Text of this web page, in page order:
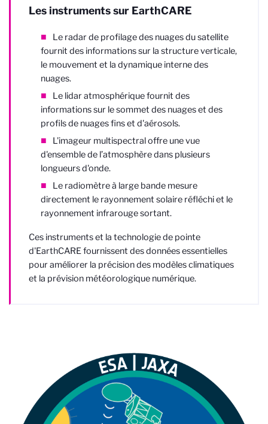
Les instruments sur EarthCARE
Le radar de profilage des nuages du satellite
fournit des informations sur la structure verticale,
le mouvement et la dynamique interne des
nuages.
Le lidar atmosphérique fournit des
informations sur le sommet des nuages et des
profils de nuages fins et d'aérosols.
L'imageur multispectral offre une vue
d'ensemble de l’atmosphère dans plusieurs
longueurs d'onde.
Le radiomètre à large bande mesure
directement le rayonnement solaire réfléchi et le
rayonnement infrarouge sortant.
Ces instruments et la technologie de pointe
d'EarthCARE fournissent des données essentielles
pour améliorer la précision des modèles climatiques
et la prévision météorologique numérique.